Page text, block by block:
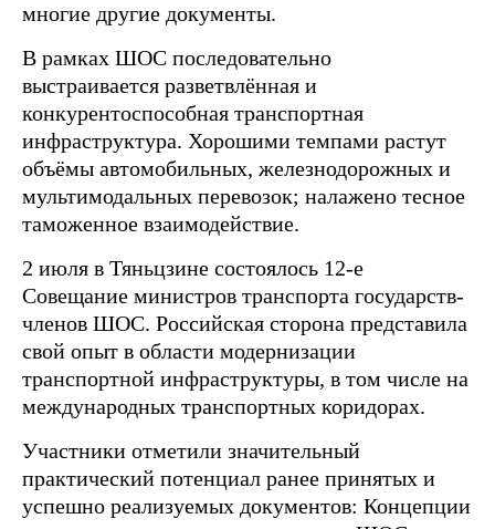
многие другие документы.
В рамках ШОС последовательно
выстраивается разветвлённая и
конкурентоспособная транспортная
инфраструктура. Хорошими темпами растут
объёмы автомобильных, железнодорожных и
мультимодальных перевозок; налажено тесное
таможенное взаимодействие.
2 июля в Тяньцзине состоялось 12-е
Совещание министров транспорта государств-
членов ШОС. Российская сторона представила
свой опыт в области модернизации
транспортной инфраструктуры, в том числе на
международных транспортных коридорах.
Участники отметили значительный
практический потенциал ранее принятых и
успешно реализуемых документов: Концепции